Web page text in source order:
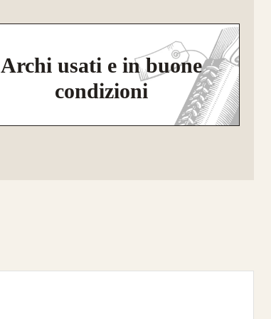
Archi usati e in buone
condizioni